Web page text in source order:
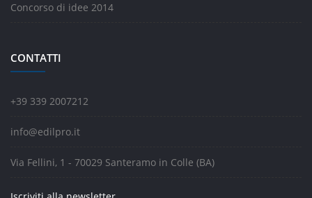
Concorso di idee 2014
CONTATTI
+39 339 2007212
info@edilpro.it
Via Fellini, 1 - 70029 Santeramo in Colle (BA)